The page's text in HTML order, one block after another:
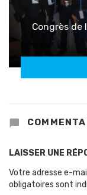
Congrès de
LAISSER UNE
Votre adresse e-
obligatoires sont